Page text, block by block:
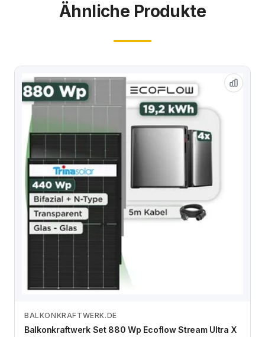
Ähnliche Produkte
Zum Angebot
BALKONKRAFTWERK.DE
Balkonkraftwerk Set 880 Wp Ecoflow Stream Ultra X